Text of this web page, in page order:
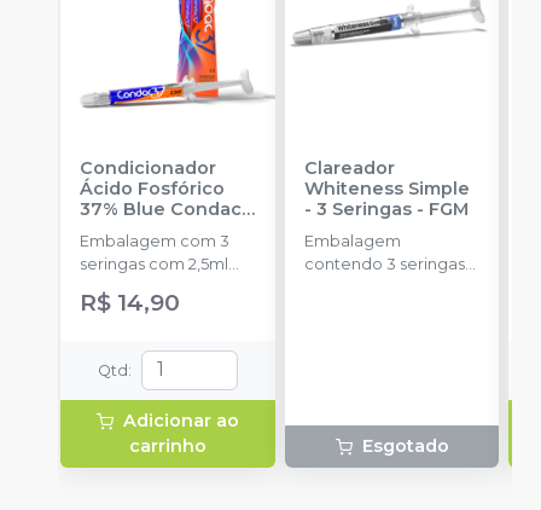
Condicionador
Ácido Fosfórico
37% Blue Condac-
FGM
Embalagem com 3
seringas com 2,5ml
cada uma e 3
ponteiras para
R$ 14,90
Qtd :
Adicionar ao
carrinho
Clareador
Whiteness Simple
- 3 Seringas- FGM
Embalagem
contendo 3 seringas
Esgotado